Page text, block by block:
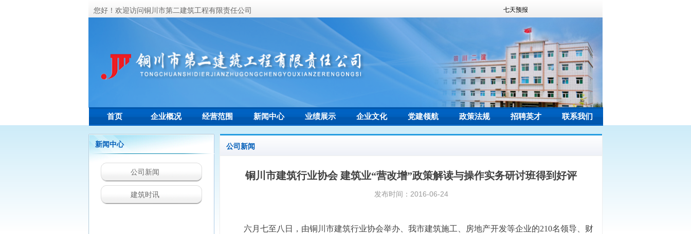
首页 企业概况 经营范围 新闻中心 业绩展示 企业文化 党建领航 政策法规 招聘英才 联系我们
您好！欢迎访问铜川市第二建筑工程有限责任公司
铜川市建筑行业协会 建筑业“营改增”政策解读与操作实务研讨班得到好评
六月七至八日，由铜川市建筑行业协会举办、我市建筑施工、房地产开发等企业的210名领导、财
联系我们
公司新闻
发布时间： 2016-06-24
新闻中心
公司新闻
建筑时讯